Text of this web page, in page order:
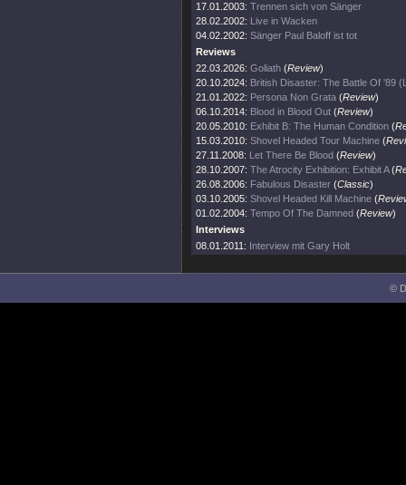
17.01.2003: Trennen sich von Sänger
28.02.2002: Live in Wacken
04.02.2002: Sänger Paul Baloff ist tot
Reviews
22.03.2026: Goliath (Review)
20.10.2024: British Disaster: The Battle Of '89
21.01.2022: Persona Non Grata (Review)
06.10.2014: Blood in Blood Out (Review)
20.05.2010: Exhibit B: The Human Condition (
15.03.2010: Shovel Headed Tour Machine (
27.11.2008: Let There Be Blood (Review)
28.10.2007: The Atrocity Exhibition: Exhibit A(
26.08.2006: Fabulous Disaster (Classic)
03.10.2005: Shovel Headed Kill Machine (
01.02.2004: Tempo Of The Damned (Review)
Interviews
08.01.2011: Interview mit Gary Holt
©